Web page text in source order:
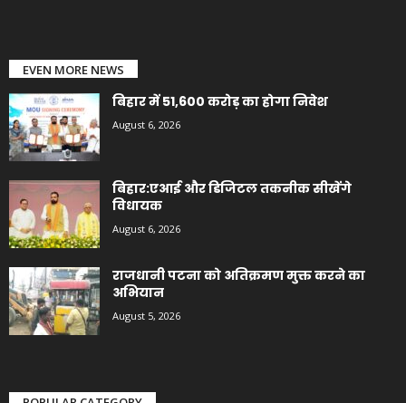
EVEN MORE NEWS
बिहार में 51,600 करोड़ का होगा निवेश
August 6, 2026
बिहार:एआई और डिजिटल तकनीक सीखेंगे
विधायक
August 6, 2026
राजधानी पटना को अतिक्रमण मुक्त करने का
अभियान
August 5, 2026